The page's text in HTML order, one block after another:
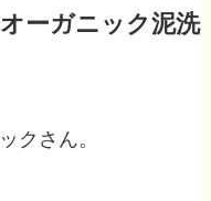
ーガニック泥洗
クさん。